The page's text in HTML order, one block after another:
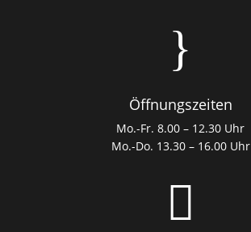
}
Öffnungszeiten
Mo.-Fr. 8.00 – 12.30 Uhr
Mo.-Do. 13.30 – 16.00 Uhr
